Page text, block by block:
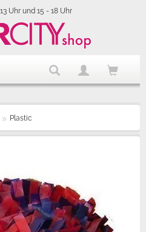
Uhr und 15 - 18 Uhr
Plastic